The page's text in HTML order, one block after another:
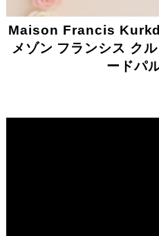
Maison Francis
メゾン フランシス ク
ードパ